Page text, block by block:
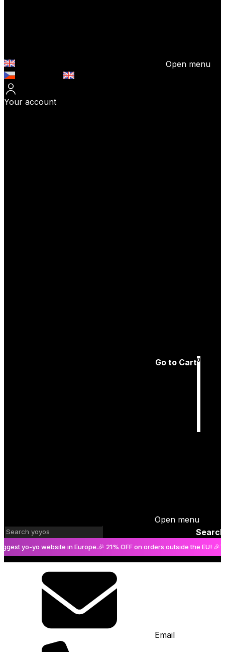
Open menu
Your account
Go to Cart0
Open menu
Search
yo-yo website in Europe.🎉 21% OFF on orders outside the EU! 🎉The
Email